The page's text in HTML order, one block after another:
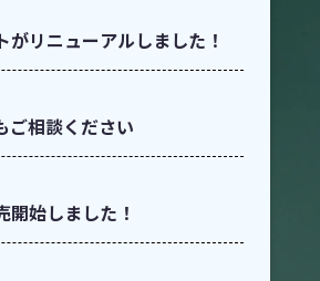
がリニューアルしました！
ご相談ください
始しました！